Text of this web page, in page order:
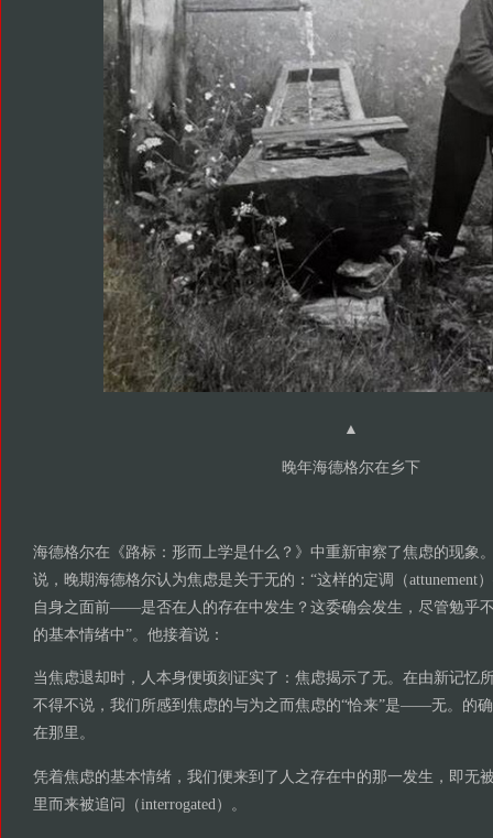
▲
晚年海德格尔在乡下
海德格尔在《路标：形而上学是什么？》中重新审察了焦虑的现象
说，晚期海德格尔认为焦虑是关于无的：“这样的定调（
自身之面前——是否在人的存在中发生？这委确会发生，尽管勉乎
的基本情绪中”。他接着说：
当焦虑退却时，人本身便顷刻证实了：焦虑揭示了无。在由新记忆
不得不说，我们所感到焦虑的与为之而焦虑的“恰来”是——无。的
在那里。
凭着焦虑的基本情绪，我们便来到了人之存在中的那一发生，即无
里而来被追问（interrogated）。